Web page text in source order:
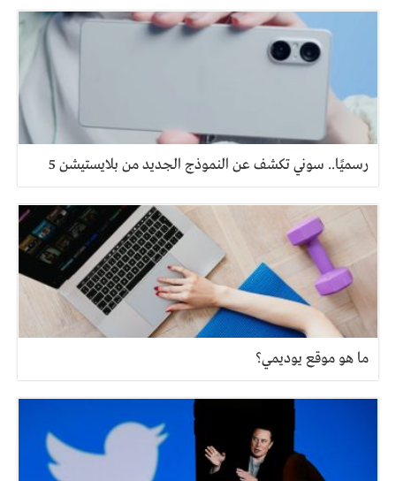
رسميًا.. سوني تكشف عن النموذج الجديد من بلايستيشن 5
ما هو موقع يوديمي؟